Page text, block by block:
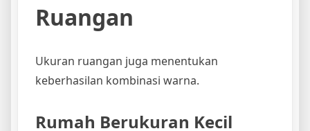
Ruangan
Ukuran ruangan juga menentukan
keberhasilan kombinasi warna.
Rumah Berukuran Kecil